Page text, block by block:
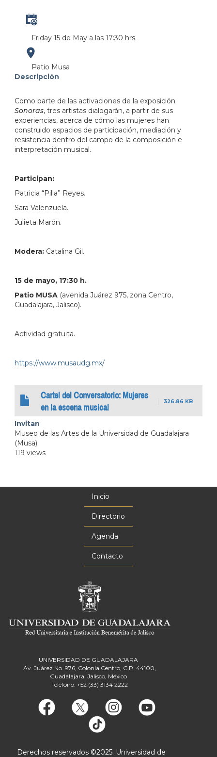
Friday 15 de May a las 17:30 hrs.
Patio Musa
Descripción
Como parte de las activaciones de la exposición
Sonoras, tres artistas dialogarán, a partir de sus
experiencias, acerca de cómo las mujeres han
construido espacios de participación, mediación y
resistencia dentro del campo de la composición e
interpretación musical.
Participan:
Patricia “Pilla” Reyes.
Sara Valenzuela.
Julieta Marón.
Modera: Catalina Gil.
15 de mayo, 17:30 h.
Patio MUSA (avenida Juárez 975, zona Centro,
Guadalajara, Jalisco).
Actividad gratuita.
https://www.musaudg.mx/
Cartel del Conversatorio: Mujeres
en la escena musical
326.86 KB
Invitan
Museo de las Artes de la Universidad de Guadalajara
(Musa)
119 views
Inicio
Directorio
Agenda
Contacto
UNIVERSIDAD DE GUADALAJARA
Av. Juárez No. 976, Colonia Centro, C.P. 44100,
Guadalajara, Jalisco, México
Teléfono: +52 (33) 3134 2222
Derechos reservados ©2025. Universidad de